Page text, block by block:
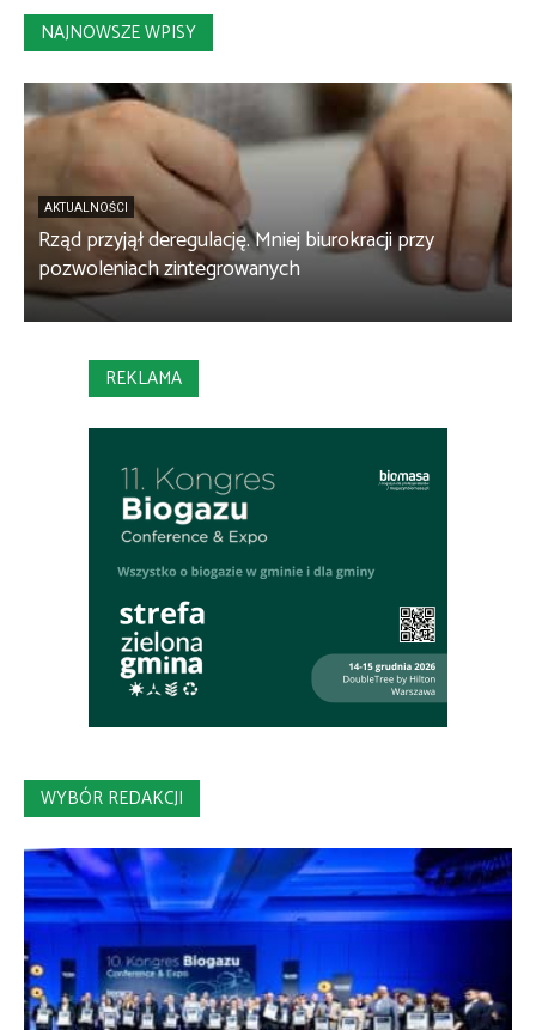
NAJNOWSZE WPISY
AKTUALNOŚCI
Rząd przyjął deregulację. Mniej biurokracji przy
pozwoleniach zintegrowanych
REKLAMA
WYBÓR REDAKCJI